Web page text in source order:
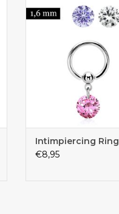
Intimpiercing Ring
€8,95